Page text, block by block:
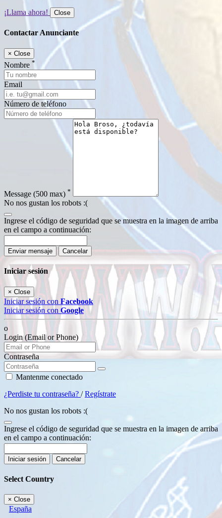
¡Llama ahora! Close
Contactar Anunciante
× Close
Nombre *
Email
Número de teléfono
Message (500 max) *
No nos gustan los robots :(
Ingrese el código de seguridad que se muestra en la imagen de arriba
en el campo a continuación:
Enviar mensaje Cancelar
Iniciar sesión
× Close
Iniciar sesión con Facebook
Iniciar sesión con Google
o
Login (Email or Phone)
Contraseña
Mantenme conectado
¿Perdiste tu contraseña? /Regístrate
No nos gustan los robots :(
Ingrese el código de seguridad que se muestra en la imagen de arriba
en el campo a continuación:
Iniciar sesión Cancelar
Select Country
× Close
España